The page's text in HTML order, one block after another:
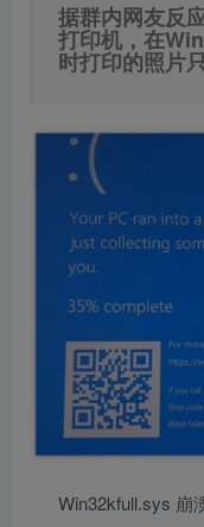
据群内网友反
打印机，在
时打印的照片
Win32kfull.sys 崩